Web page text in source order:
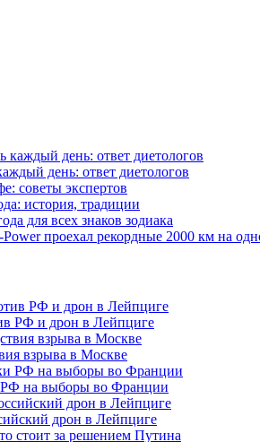
день: ответ диетологов
советы экспертов
история, традиции
для всех знаков зодиака
проехал рекордные 2000 км на
РФ и дрон в Лейпциге
взрыва в Москве
РФ на выборы во Франции
дрон в Лейпциге